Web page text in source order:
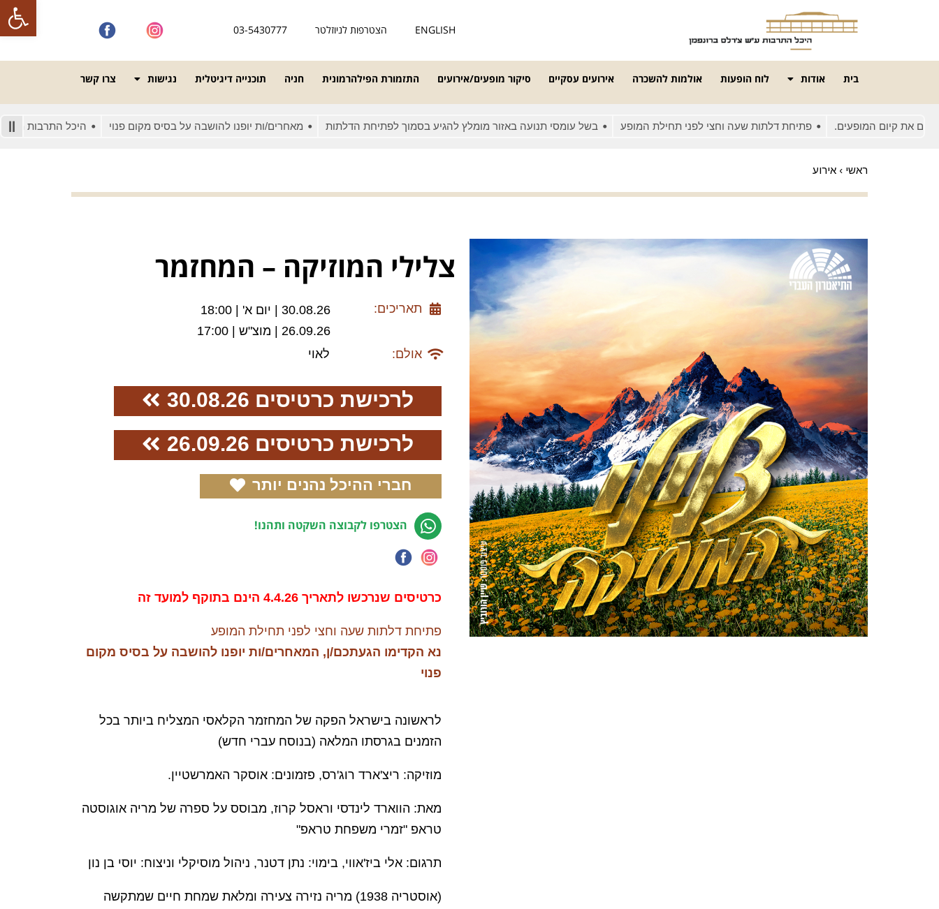
פתח
ENGLISH הצטרפות לניוזלטר 03-5430777
בית אודות לוח הופעות אולמות להשכרה אירועים עסקיים סיקור מופעים/אירועים התזמורת הפילהרמונית חניה תוכנייה דיגיטלית נגישות צרו קשר
קיום המופעים. פתיחת דלתות שעה וחצי לפני תחילת המופע בשל עומסי תנועה באזור מומלץ להגיע בסמוך לפתיחת הדלתות מאחרים/ות יופנו להושבה על בסיס מקום פנוי היכל התרבות מונגש
ראשי › אירוע
צלילי המוזיקה – המחזמר
תאריכים:
30.08.26 | יום א' | 18:00
26.09.26 | מוצ"ש | 17:00
אולם:
לאוי
לרכישת כרטיסים 30.08.26
לרכישת כרטיסים 26.09.26
חברי ההיכל נהנים יותר
הצטרפו לקבוצה השקטה ותהנו!
כרטיסים שנרכשו לתאריך 4.4.26 הינם בתוקף למועד זה
פתיחת דלתות שעה וחצי לפני תחילת המופע
נא הקדימו הגעתכם/ן, המאחרים/ות יופנו להושבה על בסיס מקום
פנוי
לראשונה בישראל הפקה של המחזמר הקלאסי המצליח ביותר בכל
הזמנים בגרסתו המלאה (בנוסח עברי חדש)
מוזיקה: ריצ'ארד רוג'רס, פזמונים: אוסקר האמרשטיין.
מאת: הווארד לינדסי וראסל קרוז, מבוסס על ספרה של מריה אוגוסטה
טראפ "זמרי משפחת טראפ"
תרגום: אלי ביז'אווי, בימוי: נתן דטנר, ניהול מוסיקלי וניצוח: יוסי בן נון
(אוסטריה 1938) מריה נזירה צעירה ומלאת שמחת חיים שמתקשה